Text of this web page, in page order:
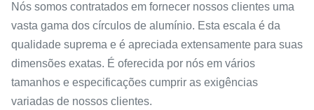
Nós somos contratados em fornecer nossos clientes uma
vasta gama dos círculos de alumínio. Esta escala é da
qualidade suprema e é apreciada extensamente para suas
dimensões exatas. É oferecida por nós em vários
tamanhos e especificações cumprir as exigências
variadas de nossos clientes.